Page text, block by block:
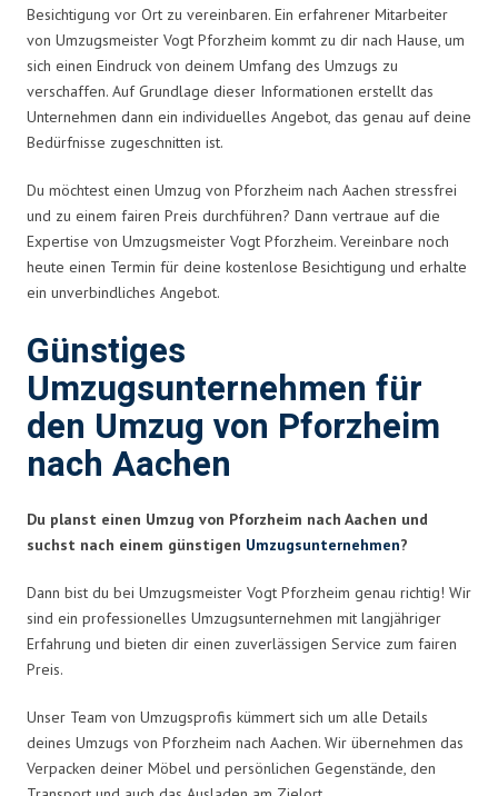
Besichtigung vor Ort zu vereinbaren. Ein erfahrener Mitarbeiter
von Umzugsmeister Vogt Pforzheim kommt zu dir nach Hause, um
sich einen Eindruck von deinem Umfang des Umzugs zu
verschaffen. Auf Grundlage dieser Informationen erstellt das
Unternehmen dann ein individuelles Angebot, das genau auf deine
Bedürfnisse zugeschnitten ist.
Du möchtest einen Umzug von Pforzheim nach Aachen stressfrei
und zu einem fairen Preis durchführen? Dann vertraue auf die
Expertise von Umzugsmeister Vogt Pforzheim. Vereinbare noch
heute einen Termin für deine kostenlose Besichtigung und erhalte
ein unverbindliches Angebot.
Günstiges
Umzugsunternehmen für
den Umzug von Pforzheim
nach Aachen
Du planst einen Umzug von Pforzheim nach Aachen und
suchst nach einem günstigen Umzugsunternehmen?
Dann bist du bei Umzugsmeister Vogt Pforzheim genau richtig! Wir
sind ein professionelles Umzugsunternehmen mit langjähriger
Erfahrung und bieten dir einen zuverlässigen Service zum fairen
Preis.
Unser Team von Umzugsprofis kümmert sich um alle Details
deines Umzugs von Pforzheim nach Aachen. Wir übernehmen das
Verpacken deiner Möbel und persönlichen Gegenstände, den